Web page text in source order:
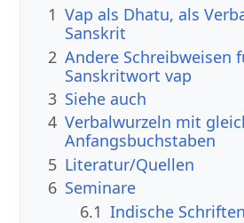
1 Vap als Dhatu, als
Sanskrit
2 Andere Schreibweisen
Sanskritwort vap
3 Siehe auch
4 Verbalwurzeln mit
Anfangsbuchstaben
5 Literatur/Quellen
6 Seminare
6.1 Indische Schriften